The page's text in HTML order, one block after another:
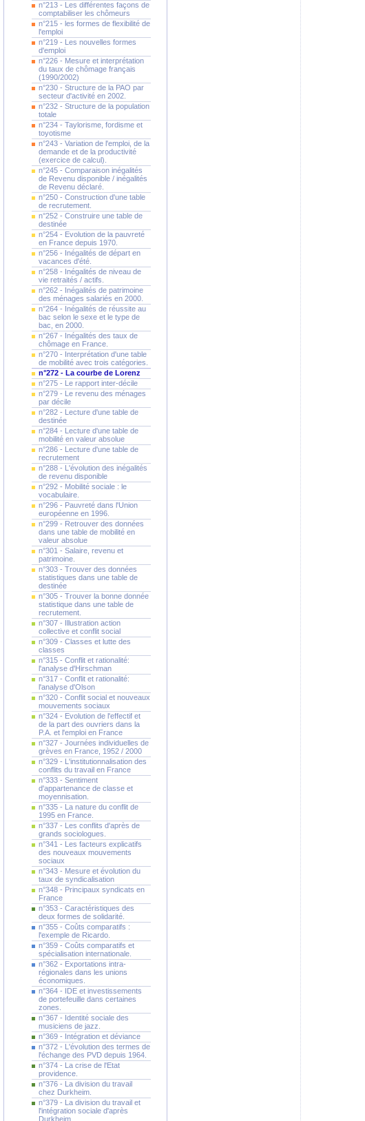
n°213 - Les différentes façons de
comptabiliser les chômeurs
n°215 - les formes de flexibilité de
l'emploi
n°219 - Les nouvelles formes
d'emploi
n°226 - Mesure et interprétation
du taux de chômage français
(1990/2002)
n°230 - Structure de la PAO par
secteur d'activité en 2002.
n°232 - Structure de la population
totale
n°234 - Taylorisme, fordisme et
toyotisme
n°243 - Variation de l'emploi, de la
demande et de la productivité
(exercice de calcul).
n°245 - Comparaison inégalités
de Revenu disponible / inégalités
de Revenu déclaré.
n°250 - Construction d'une table
de recrutement.
n°252 - Construire une table de
destinée
n°254 - Evolution de la pauvreté
en France depuis 1970.
n°256 - Inégalités de départ en
vacances d'été.
n°258 - Inégalités de niveau de
vie retraités / actifs.
n°262 - Inégalités de patrimoine
des ménages salariés en 2000.
n°264 - Inégalités de réussite au
bac selon le sexe et le type de
bac, en 2000.
n°267 - Inégalités des taux de
chômage en France.
n°270 - Interprétation d'une table
de mobilité avec trois catégories.
n°272 - La courbe de Lorenz
n°275 - Le rapport inter-décile
n°279 - Le revenu des ménages
par décile
n°282 - Lecture d'une table de
destinée
n°284 - Lecture d'une table de
mobilité en valeur absolue
n°286 - Lecture d'une table de
recrutement
n°288 - L'évolution des inégalités
de revenu disponible
n°292 - Mobilité sociale : le
vocabulaire.
n°296 - Pauvreté dans l'Union
européenne en 1996.
n°299 - Retrouver des données
dans une table de mobilité en
valeur absolue
n°301 - Salaire, revenu et
patrimoine.
n°303 - Trouver des données
statistiques dans une table de
destinée
n°305 - Trouver la bonne donnée
statistique dans une table de
recrutement.
n°307 - Illustration action
collective et conflit social
n°309 - Classes et lutte des
classes
n°315 - Conflit et rationalité:
l'analyse d'Hirschman
n°317 - Conflit et rationalité:
l'analyse d'Olson
n°320 - Conflit social et nouveaux
mouvements sociaux
n°324 - Evolution de l'effectif et
de la part des ouvriers dans la
P.A. et l'emploi en France
n°327 - Journées individuelles de
grèves en France, 1952 / 2000
n°329 - L'institutionnalisation des
conflits du travail en France
n°333 - Sentiment
d'appartenance de classe et
moyennisation.
n°335 - La nature du conflit de
1995 en France.
n°337 - Les conflits d'après de
grands sociologues.
n°341 - Les facteurs explicatifs
des nouveaux mouvements
sociaux
n°343 - Mesure et évolution du
taux de syndicalisation
n°348 - Principaux syndicats en
France
n°353 - Caractéristiques des
deux formes de solidarité.
n°355 - Coûts comparatifs :
l'exemple de Ricardo.
n°359 - Coûts comparatifs et
spécialisation internationale.
n°362 - Exportations intra-
régionales dans les unions
économiques.
n°364 - IDE et investissements
de portefeuille dans certaines
zones.
n°367 - Identité sociale des
musiciens de jazz.
n°369 - Intégration et déviance
n°372 - L'évolution des termes de
l'échange des PVD depuis 1964.
n°374 - La crise de l'Etat
providence.
n°376 - La division du travail
chez Durkheim.
n°379 - La division du travail et
l'intégration sociale d'après
Durkheim.